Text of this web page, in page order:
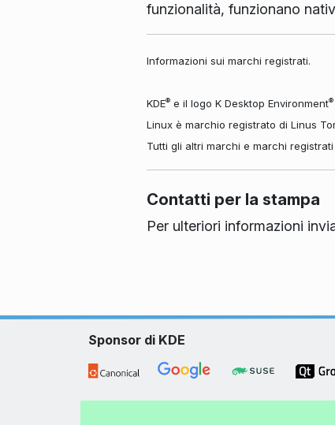
funzionalità, funzionano
Informazioni sui marchi registrati.
KDE®e il logo K Desktop Environment®
Linux è marchio registrato di Linus
Tutti gli altri marchi e marchi
Contatti per la stampa
Per ulteriori informazioni
Sponsor di KDE